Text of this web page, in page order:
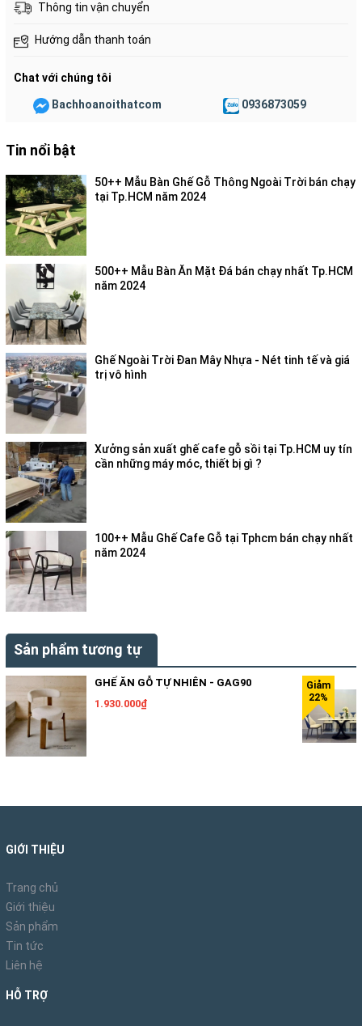
Thông tin vận chuyển
Hướng dẫn thanh toán
Chat với chúng tôi
Bachhoanoithatcom 0936873059
Tin nổi bật
50++ Mẫu Bàn Ghế Gỗ Thông Ngoài Trời bán chạy
tại Tp.HCM năm 2024
500++ Mẫu Bàn Ăn Mặt Đá bán chạy nhất Tp.HCM
năm 2024
Ghế Ngoài Trời Đan Mây Nhựa - Nét tinh tế và giá
trị vô hình
Xưởng sản xuất ghế cafe gỗ sồi tại Tp.HCM uy tín
cần những máy móc, thiết bị gì ?
100++ Mẫu Ghế Cafe Gỗ tại Tphcm bán chạy nhất
năm 2024
Sản phẩm tương tự
GHẾ ĂN GỖ TỰ NHIÊN - GAG90
1.930.000₫
GIỚI THIỆU
Trang chủ
Giới thiệu
Sản phẩm
Tin tức
Liên hệ
HỖ TRỢ